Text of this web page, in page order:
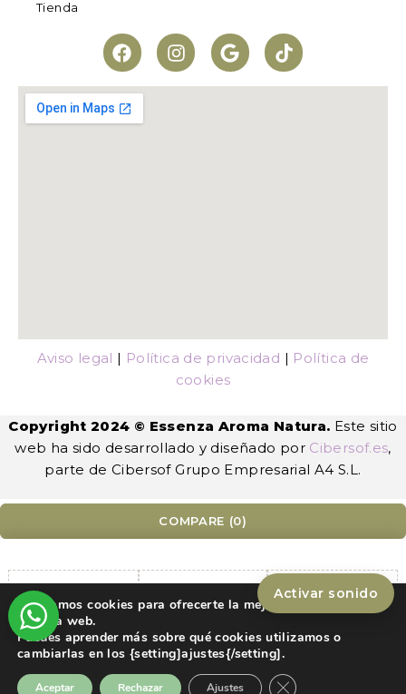
Tienda
Aviso legal | Política de privacidad | Política de
cookies
Copyright 2024 © Essenza Aroma Natura. Este sitio
web ha sido desarrollado y diseñado por Cibersof.es,
parte de Cibersof Grupo Empresarial A4 S.L.
Utilizamos cookies para ofrecerte la mejor experiencia en
nuestra web.
Puedes aprender más sobre qué cookies utilizamos o
cambiarlas en los {setting]ajustes{/setting].
Aceptar Rechazar Ajustes Cerrar el banner de
Activar sonido
COMPARE (0)
Remove all products